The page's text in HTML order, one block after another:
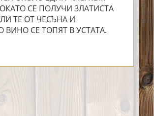
СЕ ПОЛУЧИ ЗЛАТИСТА
ТЕ ОТ ЧЕСЪНА И
СЕ ТОПЯТ В УСТАТА.